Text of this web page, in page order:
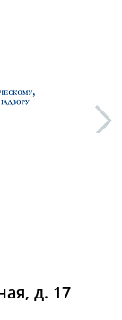
д. 17